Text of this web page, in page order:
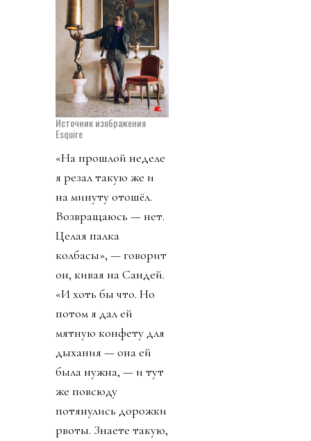
Источник изображения
Esquire
«На прошлой неделе
я резал такую же и
на минуту отошёл.
Возвращаюсь — нет.
Целая палка
колбасы», — говорит
он, кивая на Сандей.
«И хоть бы что. Но
потом я дал ей
мятную конфету для
дыхания — она ей
была нужна, — и тут
же повсюду
потянулись дорожки
рвоты. Знаете такую,